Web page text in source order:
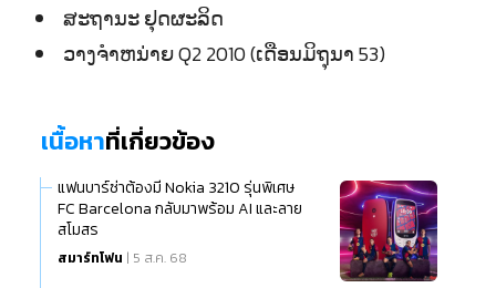
ສະຖານະ ຢຸດຜະລິດ
ວາງຈຳຫນ່າຍ Q2 2010 (ເດືອນມິຖຸນາ 53)
เนื้อหาที่เกี่ยวข้อง
แฟนบาร์ซ่าต้องมี Nokia 3210 รุ่นพิเศษ
FC Barcelona กลับมาพร้อม AI และลาย
สโมสร
สมาร์ทโฟน | 5 ส.ค. 68